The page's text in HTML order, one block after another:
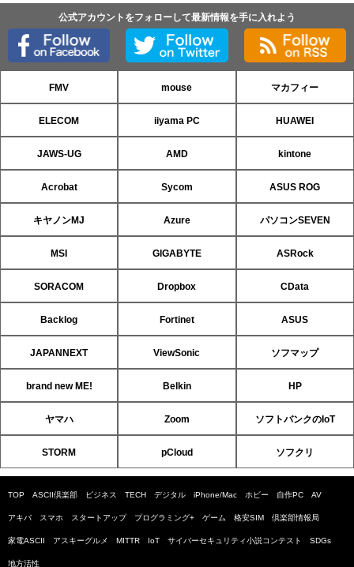
公式アカウントをフォローして最新情報を手に入れよう
FMV mouse マカフィー
ELECOM iiyama PC HUAWEI
JAWS-UG AMD kintone
Acrobat Sycom ASUS ROG
キヤノンMJ Azure パソコンSEVEN
MSI GIGABYTE ASRock
SORACOM Dropbox CData
Backlog Fortinet ASUS
JAPANNEXT ViewSonic ソフマップ
brand new ME! Belkin HP
ヤマハ Zoom ソフトバンクのIoT
STORM pCloud ソフクリ
TOP ASCII倶楽部 ビジネス TECH デジタル iPhone/Mac ホビー 自作PC AV
アキバ スマホ スタートアップ プログラミング+ ゲーム 格安SIM 倶楽部情報局
家電ASCII アスキーグルメ MITTR IoT サイバーセキュリティ小説コンテスト SDGs
地方活性